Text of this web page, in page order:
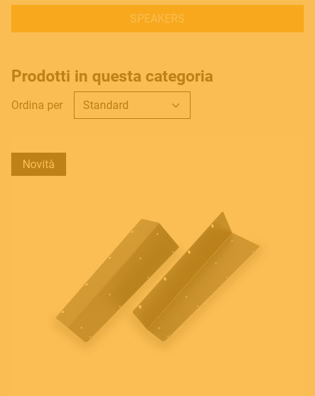
SPEAKERS
Prodotti in questa categoria
Ordina per
Novità